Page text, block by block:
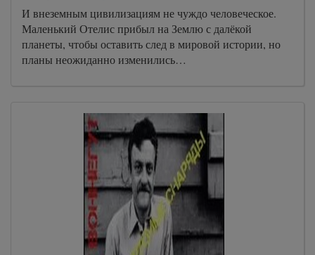
И внеземным цивилизациям не чуждо человеческое.
Маленький Отелис прибыл на Землю с далёкой
планеты, чтобы оставить след в мировой истории, но
планы неожиданно изменились…